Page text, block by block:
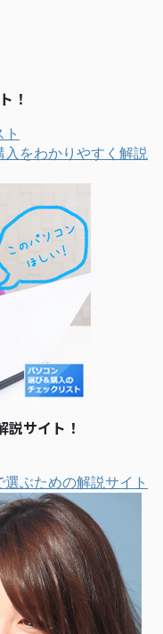
！
をわかりやすく解説
サイト！
ぶための解説サイト